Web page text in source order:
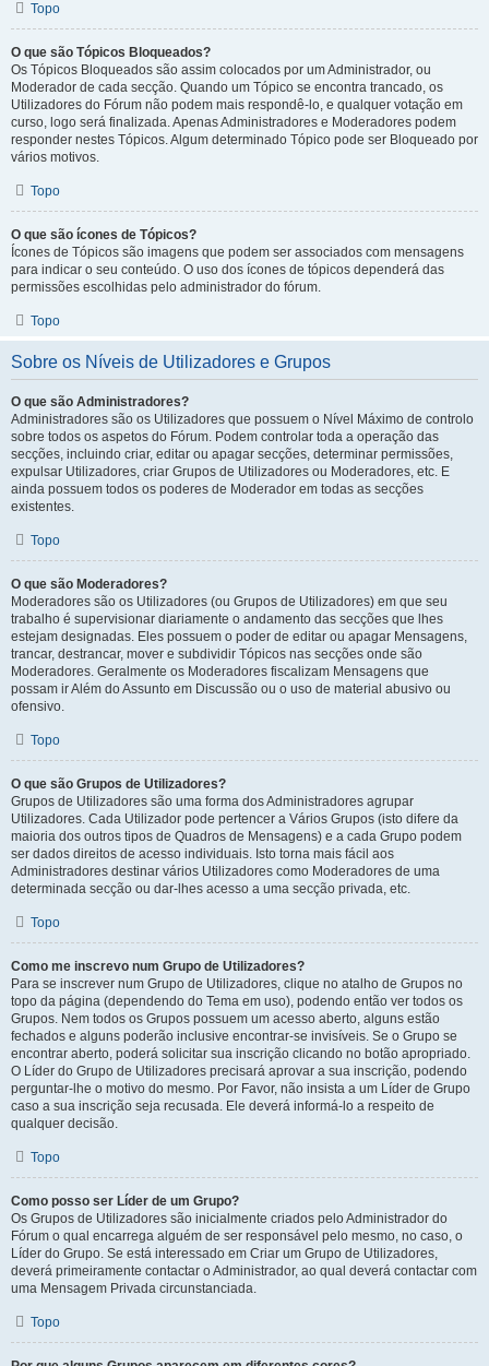
Topo
O que são Tópicos Bloqueados?
Os Tópicos Bloqueados são assim colocados por um Administrador, ou
Moderador de cada secção. Quando um Tópico se encontra trancado, os
Utilizadores do Fórum não podem mais respondê-lo, e qualquer votação em
curso, logo será finalizada. Apenas Administradores e Moderadores podem
responder nestes Tópicos. Algum determinado Tópico pode ser Bloqueado por
vários motivos.
Topo
O que são ícones de Tópicos?
Ícones de Tópicos são imagens que podem ser associados com mensagens
para indicar o seu conteúdo. O uso dos ícones de tópicos dependerá das
permissões escolhidas pelo administrador do fórum.
Topo
Sobre os Níveis de Utilizadores e Grupos
O que são Administradores?
Administradores são os Utilizadores que possuem o Nível Máximo de controlo
sobre todos os aspetos do Fórum. Podem controlar toda a operação das
secções, incluindo criar, editar ou apagar secções, determinar permissões,
expulsar Utilizadores, criar Grupos de Utilizadores ou Moderadores, etc. E
ainda possuem todos os poderes de Moderador em todas as secções
existentes.
Topo
O que são Moderadores?
Moderadores são os Utilizadores (ou Grupos de Utilizadores) em que seu
trabalho é supervisionar diariamente o andamento das secções que lhes
estejam designadas. Eles possuem o poder de editar ou apagar Mensagens,
trancar, destrancar, mover e subdividir Tópicos nas secções onde são
Moderadores. Geralmente os Moderadores fiscalizam Mensagens que
possam ir Além do Assunto em Discussão ou o uso de material abusivo ou
ofensivo.
Topo
O que são Grupos de Utilizadores?
Grupos de Utilizadores são uma forma dos Administradores agrupar
Utilizadores. Cada Utilizador pode pertencer a Vários Grupos (isto difere da
maioria dos outros tipos de Quadros de Mensagens) e a cada Grupo podem
ser dados direitos de acesso individuais. Isto torna mais fácil aos
Administradores destinar vários Utilizadores como Moderadores de uma
determinada secção ou dar-lhes acesso a uma secção privada, etc.
Topo
Como me inscrevo num Grupo de Utilizadores?
Para se inscrever num Grupo de Utilizadores, clique no atalho de Grupos no
topo da página (dependendo do Tema em uso), podendo então ver todos os
Grupos. Nem todos os Grupos possuem um acesso aberto, alguns estão
fechados e alguns poderão inclusive encontrar-se invisíveis. Se o Grupo se
encontrar aberto, poderá solicitar sua inscrição clicando no botão apropriado.
O Líder do Grupo de Utilizadores precisará aprovar a sua inscrição, podendo
perguntar-lhe o motivo do mesmo. Por Favor, não insista a um Líder de Grupo
caso a sua inscrição seja recusada. Ele deverá informá-lo a respeito de
qualquer decisão.
Topo
Como posso ser Líder de um Grupo?
Os Grupos de Utilizadores são inicialmente criados pelo Administrador do
Fórum o qual encarrega alguém de ser responsável pelo mesmo, no caso, o
Líder do Grupo. Se está interessado em Criar um Grupo de Utilizadores,
deverá primeiramente contactar o Administrador, ao qual deverá contactar com
uma Mensagem Privada circunstanciada.
Topo